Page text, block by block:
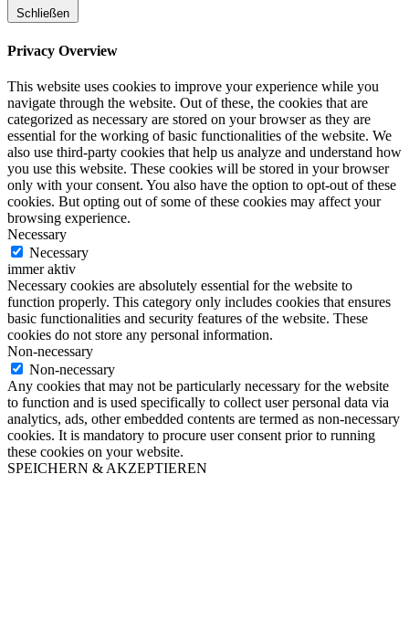
Schließen
Privacy Overview
This website uses cookies to improve your experience while you
navigate through the website. Out of these, the cookies that are
categorized as necessary are stored on your browser as they are
essential for the working of basic functionalities of the website. We
also use third-party cookies that help us analyze and understand how
you use this website. These cookies will be stored in your browser
only with your consent. You also have the option to opt-out of these
cookies. But opting out of some of these cookies may affect your
browsing experience.
Necessary
Necessary
immer aktiv
Necessary cookies are absolutely essential for the website to
function properly. This category only includes cookies that ensures
basic functionalities and security features of the website. These
cookies do not store any personal information.
Non-necessary
Non-necessary
Any cookies that may not be particularly necessary for the website
to function and is used specifically to collect user personal data via
analytics, ads, other embedded contents are termed as non-necessary
cookies. It is mandatory to procure user consent prior to running
these cookies on your website.
SPEICHERN & AKZEPTIEREN